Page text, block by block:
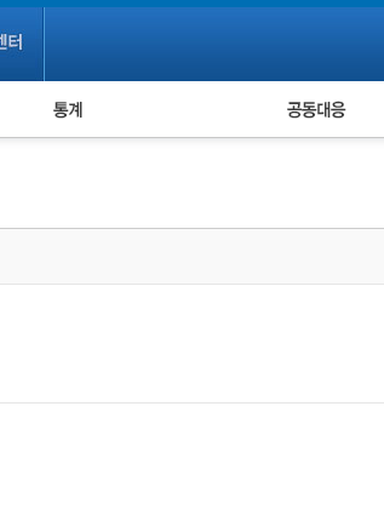
누적 피해사례 통계 피해자 공동대응